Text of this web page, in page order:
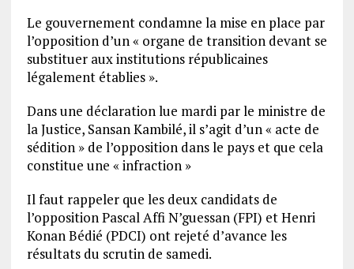
Le gouvernement condamne la mise en place par
l’opposition d’un « organe de transition devant se
substituer aux institutions républicaines
légalement établies ».
Dans une déclaration lue mardi par le ministre de
la Justice, Sansan Kambilé, il s’agit d’un « acte de
sédition » de l’opposition dans le pays et que cela
constitue une « infraction »
Il faut rappeler que les deux candidats de
l’opposition Pascal Affi N’guessan (FPI) et Henri
Konan Bédié (PDCI) ont rejeté d’avance les
résultats du scrutin de samedi.